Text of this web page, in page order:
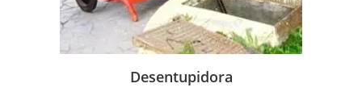
Desentupidora